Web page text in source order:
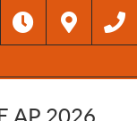
AP 2026